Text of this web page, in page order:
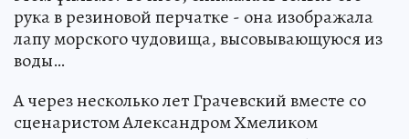
рука в резиновой перчатке - она изображала
лапу морского чудовища, высовывающуюся из
воды…
А через несколько лет Грачевский вместе со
сценаристом Александром Хмеликом